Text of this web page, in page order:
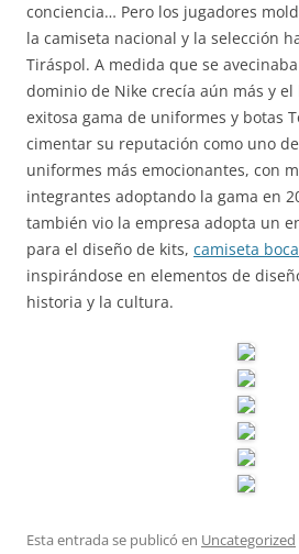
conciencia… Pero los jugadores
la camiseta nacional y la selección
Tiráspol. A medida que se
dominio de Nike crecía aún más y
exitosa gama de uniformes y botas
cimentar su reputación como uno
uniformes más emocionantes, con
integrantes adoptando la gama en
también vio la empresa adopta un
para el diseño de kits, camiseta
inspirándose en elementos de
historia y la cultura.
Esta entrada se publicó en Uncategorized